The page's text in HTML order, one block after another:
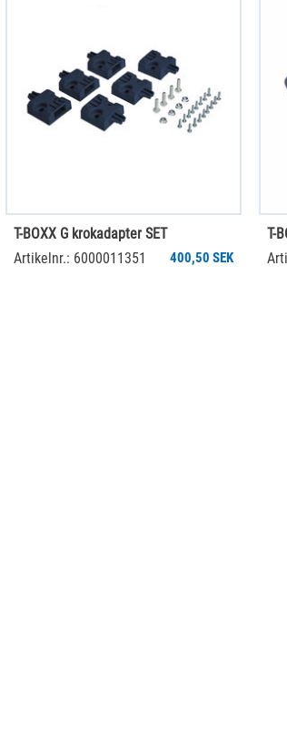
T-BOXX G krokadapter SET
Artikelnr.: 6000011351
400,50 SEK
T-